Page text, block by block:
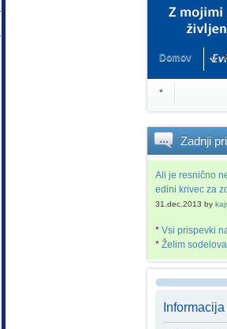
Domov
*
Zadnji
Ali je resnično
edini krivec za
31.dec.2013 by
* Vsi prispevki
* Želim
Informacija